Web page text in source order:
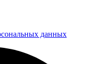
данных